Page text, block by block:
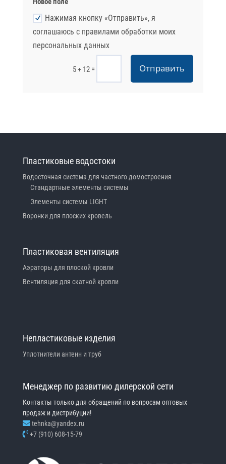
Нажимая кнопку «Отправить», я
соглашаюсь с правилами обработки моих
персональных данных
5 + 12 = Отправить
Пластиковые водостоки
Водосточная система для частного домостроения
Стандартные элементы системы
Элементы системы LIGHT
Воронки для плоских кровель
Пластиковая вентиляция
Аэраторы для плоской кровли
Вентиляция для скатной кровли
Непластиковые изделия
Уплотнители антенн и труб
Менеджер по развитию дилерской сети
Контакты только для обращений по вопросам оптовых
продаж и дистрибуции!
tehnka@yandex.ru
+7 (910) 608-15-79